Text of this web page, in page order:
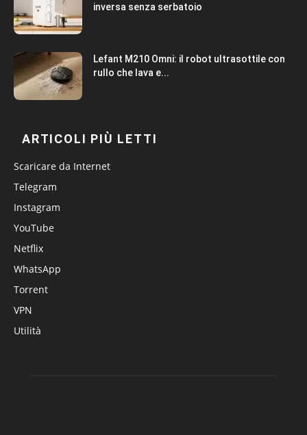
inversa senza serbatoio
Lefant M210 Omni: il robot ultrasottile con
rullo che lava e...
ARTICOLI PIÙ LETTI
Scaricare da Internet
Telegram
Instagram
YouTube
Netflix
WhatsApp
Torrent
VPN
Utilità